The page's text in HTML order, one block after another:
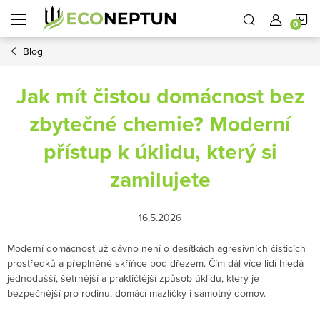
obsah
Blog
Jak mít čistou domácnost bez
zbytečné chemie? Moderní
přístup k úklidu, který si
zamilujete
16.5.2026
Moderní domácnost už dávno není o desítkách agresivních čisticích
prostředků a přeplněné skříňce pod dřezem. Čím dál více lidí hledá
jednodušší, šetrnější a praktičtější způsob úklidu, který je
bezpečnější pro rodinu, domácí mazlíčky i samotný domov.